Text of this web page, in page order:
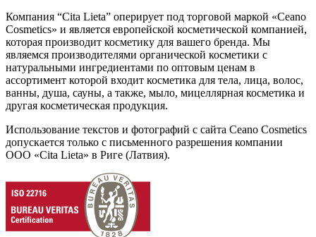
Компания “Cita Lieta” оперирует под торговой маркой «Ceano
Cosmetics» и является европейской косметической компанией,
которая производит косметику для вашего бренда. Мы
являемся производителями органической косметики с
натуральными ингредиентами по оптовым ценам в
ассортимент которой входит косметика для тела, лица, волос,
ванны, душа, сауны, а также, мыло, мицеллярная косметика и
другая косметическая продукция.
Использование текстов и фотографий с сайта Ceano Cosmetics
допускается только с письменного разрешения компании
ООО «Cita Lieta» в Риге (Латвия).